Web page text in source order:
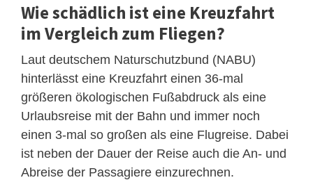
Wie schädlich ist eine Kreuzfahrt
im Vergleich zum Fliegen?
Laut deutschem Naturschutzbund (NABU)
hinterlässt eine Kreuzfahrt einen 36-mal
größeren ökologischen Fußabdruck als eine
Urlaubsreise mit der Bahn und immer noch
einen 3-mal so großen als eine Flugreise. Dabei
ist neben der Dauer der Reise auch die An- und
Abreise der Passagiere einzurechnen.